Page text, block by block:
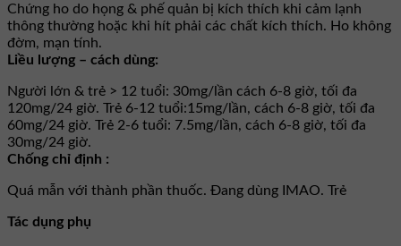
Chứng ho do họng & phế quản bị kích thích khi cảm lạnh
thông thường hoặc khi hít phải các chất kích thích. Ho không
đờm, mạn tính.
Liều lượng – cách dùng:
Người lớn & trẻ > 12 tuổi: 30mg/lần cách 6-8 giờ, tối đa
120mg/24 giờ. Trẻ 6-12 tuổi:15mg/lần, cách 6-8 giờ, tối đa
60mg/24 giờ. Trẻ 2-6 tuổi: 7.5mg/lần, cách 6-8 giờ, tối đa
30mg/24 giờ.
Chống chỉ định :
Quá mẫn với thành phần thuốc. Ðang dùng IMAO. Trẻ
Tác dụng phụ